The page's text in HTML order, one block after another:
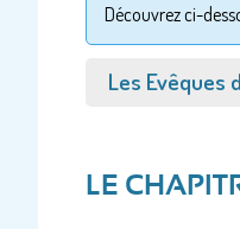
Découvrez ci-
Afficher
Les Evêques
LE